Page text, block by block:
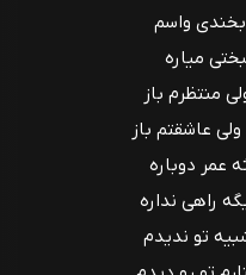
واسم
میاره
منتظرم باز
عاشقتم باز
عمر دوباره
راهی نداره
تو ندیدم